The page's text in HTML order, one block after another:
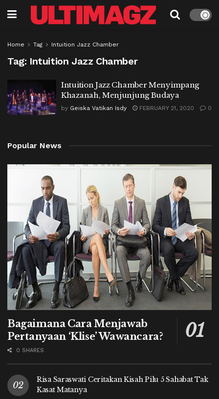
Home Tag Intuition Jazz Chamber
Tag: Intuition Jazz Chamber
Intuition Jazz Chamber Menyimpang
Khazanah, Menjunjung Budaya
by Geiska Vatikan Isdy FEBRUARY 21, 2020 0
Popular News
Bagaimana Cara Menjawab
Pertanyaan ‘Klise’ Wawancara?
0 SHARES
Risa Saraswati Ceritakan Kisah Pilu 5 Sahabat Tak
Kasat Matanya